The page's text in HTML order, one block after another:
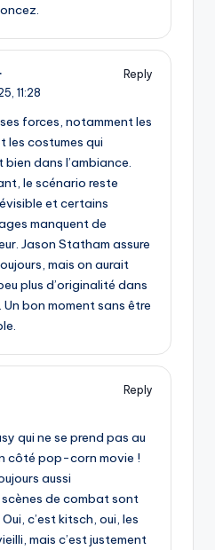
Reply
11:28
forces, notamment les
les costumes qui
dans l’ambiance.
le scénario reste
et certains
manquent de
Jason Statham assure
mais on aurait
plus d’originalité dans
Un bon moment sans être
Reply
qui ne se prend pas au
côté pop-corn movie !
aussi
de combat sont
c’est kitsch, oui, les
mais c’est justement